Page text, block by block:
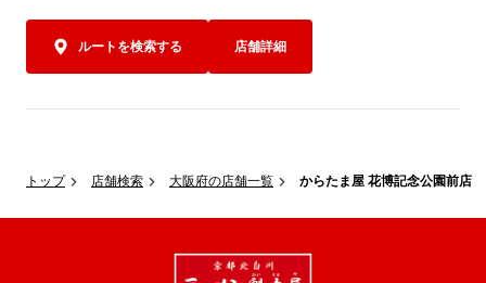
トップ 店舗検索 大阪府の店舗一覧 からたま屋 花博記念公園前店
ルートを検索する 店舗詳細